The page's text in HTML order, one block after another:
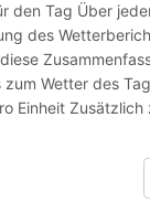
den Tag Über
des
zum Wetter des
Einheit Zusätzlich